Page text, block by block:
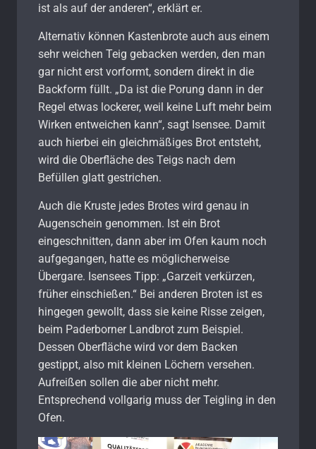
ist als auf der anderen“, erklärt er.
Alternativ können Kastenbrote auch aus einem
sehr weichen Teig gebacken werden, den man
gar nicht erst vorformt, sondern direkt in die
Backform füllt. „Da ist die Porung dann in der
Regel etwas lockerer, weil keine Luft mehr beim
Wirken entweichen kann“, sagt Isensee. Damit
auch hierbei ein gleichmäßiges Brot entsteht,
wird die Oberfläche des Teigs nach dem
Befüllen glatt gestrichen.
Auch die Kruste jedes Brotes wird genau in
Augenschein genommen. Ist ein Brot
eingeschnitten, dann aber im Ofen kaum noch
aufgegangen, hatte es möglicherweise
Übergare. Isensees Tipp: „Garzeit verkürzen,
früher einschießen.“ Bei anderen Broten ist es
hingegen gewollt, dass sie keine Risse zeigen,
beim Paderborner Landbrot zum Beispiel.
Dessen Oberfläche wird vor dem Backen
gestippt, also mit kleinen Löchern versehen.
Aufreißen sollen die aber nicht mehr.
Entsprechend vollgarig muss der Teigling in den
Ofen.